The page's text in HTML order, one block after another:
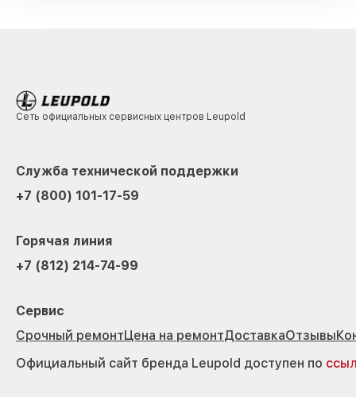
Сеть официальных сервисных центров Leupold
Служба технической поддержки
+7 (800) 101-17-59
Горячая линия
+7 (812) 214-74-99
Сервис
Срочный ремонтЦена на ремонтДоставкаОтзывы
Официальный сайт бренда Leupold доступен по